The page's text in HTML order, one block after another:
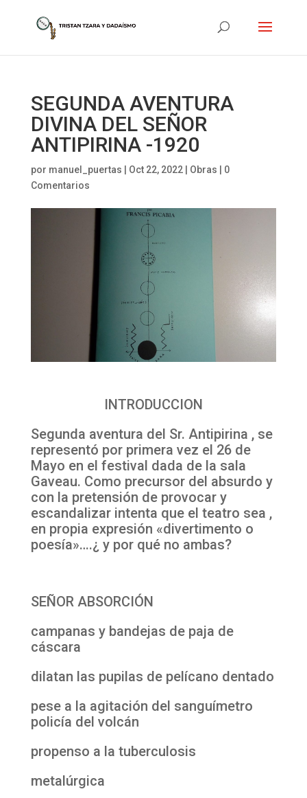
SEGUNDA AVENTURA
DIVINA DEL SEÑOR
ANTIPIRINA -1920
por manuel_puertas Oct 22, 2022| Obras
0
Comentarios
INTRODUCCION
Segunda aventura del Sr. Antipirina , se
representó por primera vez el 26 de
Mayo en el festival dada de la sala
Gaveau. Como precursor del absurdo y
con la pretensión de provocar y
escandalizar intenta que el teatro sea ,
en propia expresión «divertimento o
poesía»….¿ y por qué no ambas?
SEÑOR ABSORCIÓN
campanas y bandejas de paja de
cáscara
dilatan las pupilas de pelícano dentado
pese a la agitación del sanguímetro
policía del volcán
propenso a la tuberculosis
metalúrgica